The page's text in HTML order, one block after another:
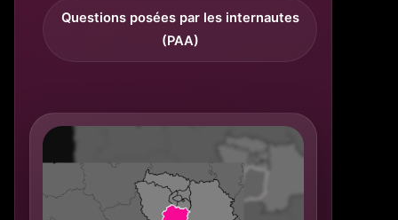
Questions posées par les internautes
(PAA)